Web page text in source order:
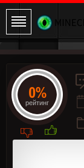
0%
рейтинг